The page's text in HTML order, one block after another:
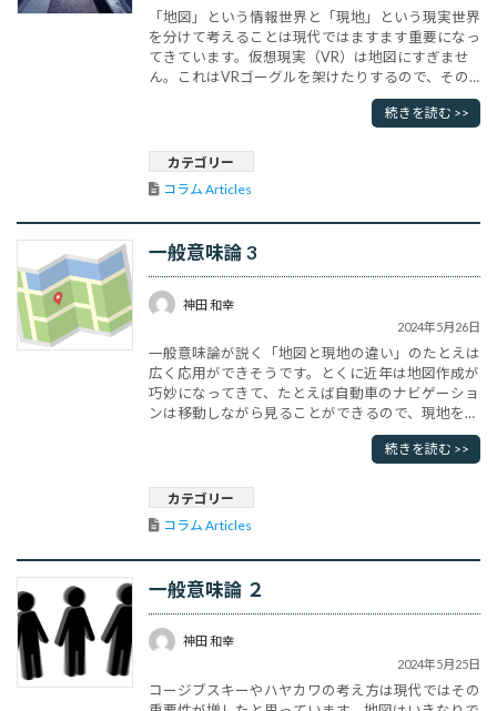
「地図」という情報世界と「現地」という現実世界
を分けて考えることは現代ではますます重要になっ
てきています。仮想現実（VR）は地図にすぎませ
ん。これはVRゴーグルを架けたりするので、その
時点で現実との違いを認識しやすいのですが、テレ
ビやSNSによる情報は現実との境が曖昧であり、誤
まったく現地が存在しない架空の地図なのですが、
昔からある「宝を隠した地図」の･･･
続きを読む >>
カテゴリー
コラム Articles
一般意味論 3
神田 和幸
2024年5月26日
一般意味論が説く「地図と現地の違い」のたとえは
広く応用ができそうです。とくに近年は地図作成が
巧妙になってきて、たとえば自動車のナビゲーショ
ンは移動しながら見ることができるので、現地を示
しているような錯覚をもたせます。しかしスマート
フォンの地図アプリを見ながら現地を歩いてみる
づいているつもりで、遠ざかっている、といった地
図と現地の差を経験することになりま･･･
続きを読む >>
カテゴリー
コラム Articles
一般意味論 ２
神田 和幸
2024年5月25日
コージブスキーやハヤカワの考え方は現代ではその